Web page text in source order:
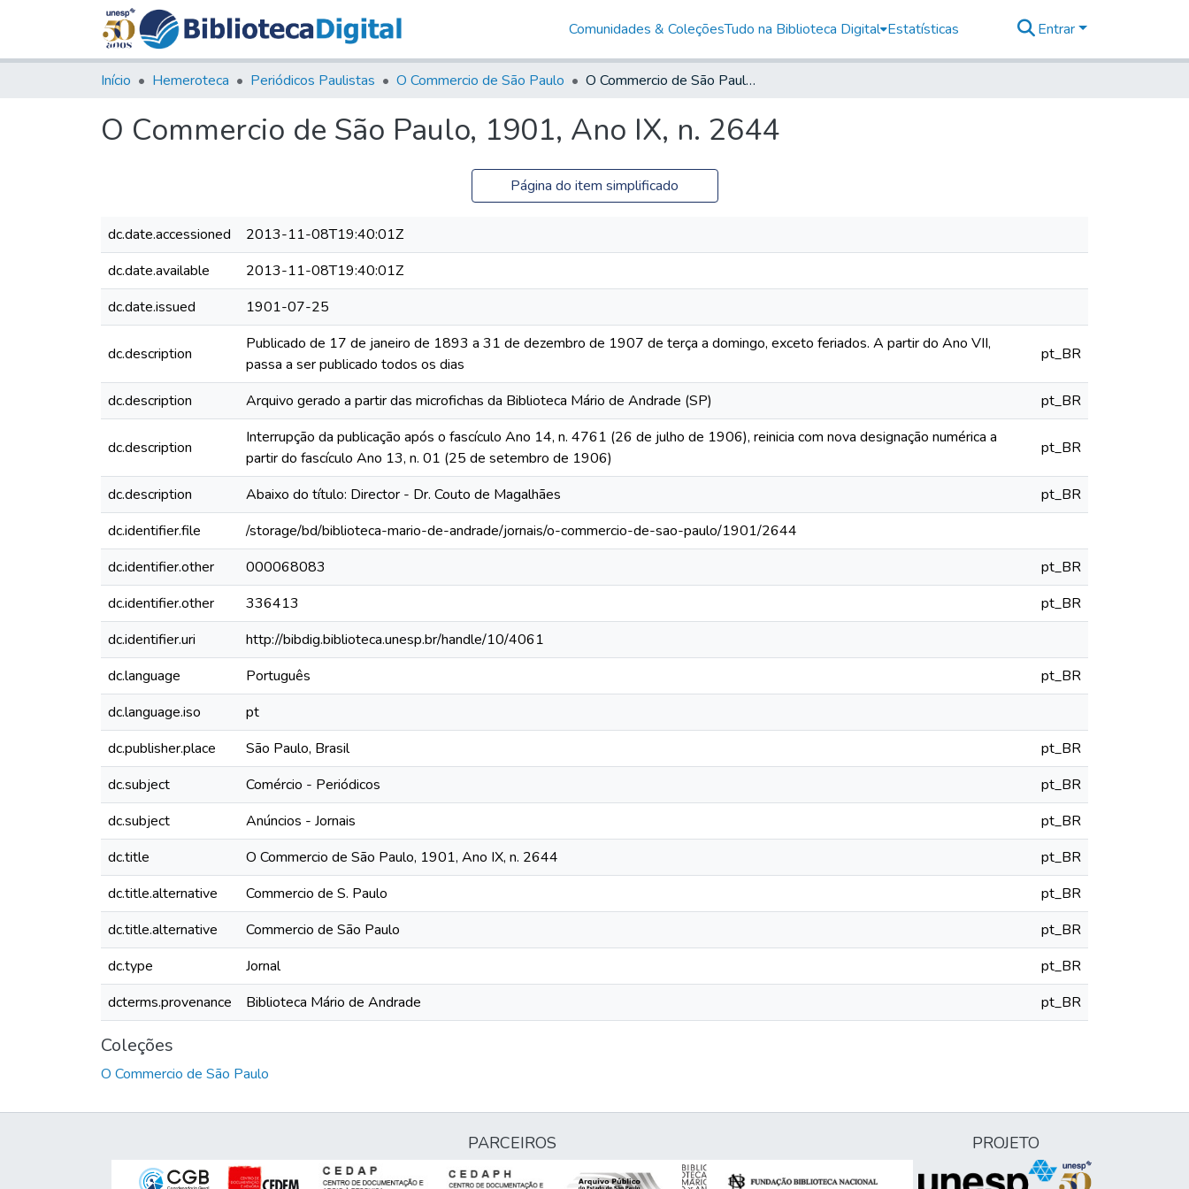
Comunidades & ColeçõesTudo na Biblioteca Digital Estatísticas Entrar
Início Hemeroteca Periódicos Paulistas O Commercio de São Paulo O Commercio de São Paulo, 1901, Ano IX, n. 2644
O Commercio de São Paulo, 1901, Ano IX, n. 2644
Página do item simplificado
dc.date.accessioned
2013-11-08T19:40:01Z
dc.date.available
2013-11-08T19:40:01Z
dc.date.issued
1901-07-25
dc.description
Publicado de 17 de janeiro de 1893 a 31 de dezembro de 1907 de terça a domingo, exceto feriados. A partir do Ano VII,
passa a ser publicado todos os dias
pt_BR
dc.description Arquivo gerado a partir das microfichas da Biblioteca Mário de Andrade (SP) pt_BR
dc.description
Interrupção da publicação após o fascículo Ano 14, n. 4761 (26 de julho de 1906), reinicia com nova designação numérica a
partir do fascículo Ano 13, n. 01 (25 de setembro de 1906)
pt_BR
dc.description Abaixo do título: Director - Dr. Couto de Magalhães
pt_BR
dc.identifier.file
/storage/bd/biblioteca-mario-de-andrade/jornais/o-commercio-de-sao-paulo/1901/2644
dc.identifier.other
000068083
pt_BR
dc.identifier.other
336413
pt_BR
dc.identifier.uri
http://bibdig.biblioteca.unesp.br/handle/10/4061
dc.language
Português
pt_BR
dc.language.iso
pt
dc.publisher.place
São Paulo, Brasil
pt_BR
dc.subject
Comércio - Periódicos
pt_BR
dc.subject
Anúncios - Jornais
pt_BR
dc.title
O Commercio de São Paulo, 1901, Ano IX, n. 2644
pt_BR
dc.title.alternative
Commercio de S. Paulo
pt_BR
dc.title.alternative
Commercio de São Paulo
pt_BR
dc.type
Jornal
pt_BR
dcterms.provenance
Biblioteca Mário de Andrade pt_BR
Coleções
O Commercio de São Paulo
PARCEIROS PROJETO